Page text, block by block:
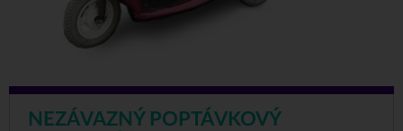
NEZÁVAZNÝ POPTÁVKOVÝ